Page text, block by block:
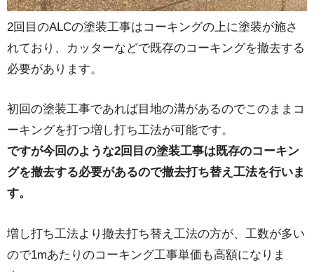
2回目のALCの塗装工事はコーキングの上に塗装が施さ
れており、カッターなどで既存のコーキングを撤去する
必要があります。
初回の塗装工事であれば目地の溝があるのでこのままコ
ーキングを打つ増し打ち工法が可能です。
ですが今回のような2回目の塗装工事は既存のコーキン
グを撤去する必要があるので撤去打ち替え工法を行いま
す。
増し打ち工法より撤去打ち替え工法の方が、工数が多い
ので1mあたりのコーキング工事単価も高額になりま